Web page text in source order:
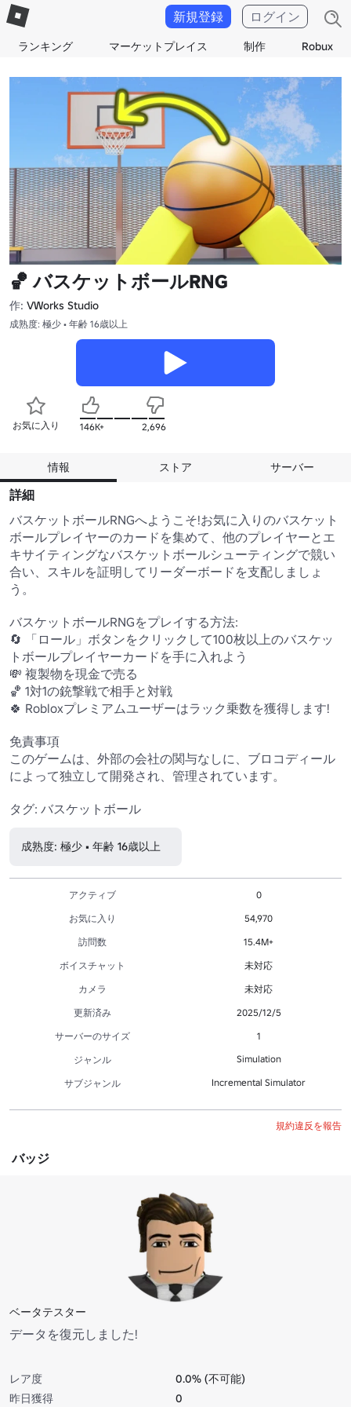
ランキング マーケットプレイス 制作 Robux
新規登録 ログイン
🏀 バスケットボールRNG
作: VWorks Studio
成熟度: 極少 • 年齢 16歳以上
お気に入り 146K+ 2,696
情報 ストア サーバー
詳細
バスケットボールRNGへようこそ!お気に入りのバスケット
ボールプレイヤーのカードを集めて、他のプレイヤーとエ
キサイティングなバスケットボールシューティングで競い
合い、スキルを証明してリーダーボードを支配しましょ
う。
バスケットボールRNGをプレイする方法:
🔄 「ロール」ボタンをクリックして100枚以上のバスケッ
トボールプレイヤーカードを手に入れよう
💸 複製物を現金で売る
🏀 1対1の銃撃戦で相手と対戦
🍀 Robloxプレミアムユーザーはラック乗数を獲得します!
免責事項
このゲームは、外部の会社の関与なしに、ブロコディール
によって独立して開発され、管理されています。
タグ: バスケットボール
成熟度: 極少 • 年齢 16歳以上
アクティブ
0
お気に入り
54,970
訪問数
15.4M+
ボイスチャット
未対応
カメラ
未対応
更新済み
2025/12/5
サーバーのサイズ
1
ジャンル
Simulation
サブジャンル Incremental Simulator
規約違反を報告
バッジ
ベータテスター
データを復元しました!
レア度
0.0% (不可能)
昨日獲得
0